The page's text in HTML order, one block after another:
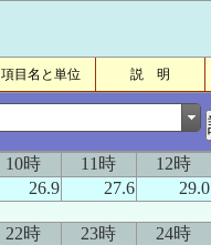
項目名と単位 説 明
10時 11時
12時
26.9 27.6 29.0
22時 23時
24時